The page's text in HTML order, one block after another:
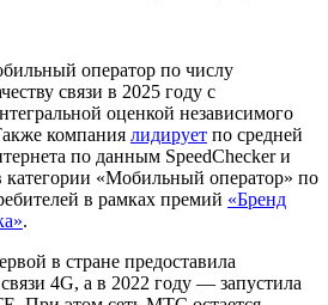
оператор по числу
связи в 2025 году с
оценкой независимого
компания лидирует по средней
по данным SpeedChecker и
категории «Мобильный оператор» по
в рамках премий «Бренд
.
в стране предоставила
4G, а в 2022 году — запустила